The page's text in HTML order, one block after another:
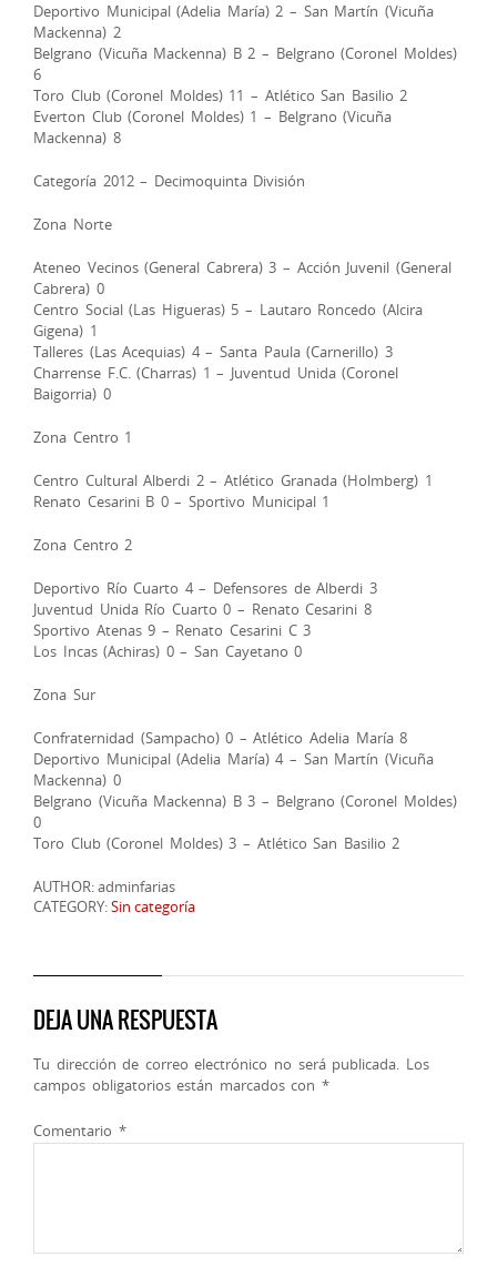
Deportivo Municipal (Adelia María) 2 – San Martín (Vicuña
Mackenna) 2
Belgrano (Vicuña Mackenna) B 2 – Belgrano (Coronel Moldes)
6
Toro Club (Coronel Moldes) 11 – Atlético San Basilio 2
Everton Club (Coronel Moldes) 1 – Belgrano (Vicuña
Mackenna) 8
Categoría 2012 – Decimoquinta División
Zona Norte
Ateneo Vecinos (General Cabrera) 3 – Acción Juvenil (General
Cabrera) 0
Centro Social (Las Higueras) 5 – Lautaro Roncedo (Alcira
Gigena) 1
Talleres (Las Acequias) 4 – Santa Paula (Carnerillo) 3
Charrense F.C. (Charras) 1 – Juventud Unida (Coronel
Baigorria) 0
Zona Centro 1
Centro Cultural Alberdi 2 – Atlético Granada (Holmberg) 1
Renato Cesarini B 0 – Sportivo Municipal 1
Zona Centro 2
Deportivo Río Cuarto 4 – Defensores de Alberdi 3
Juventud Unida Río Cuarto 0 – Renato Cesarini 8
Sportivo Atenas 9 – Renato Cesarini C 3
Los Incas (Achiras) 0 – San Cayetano 0
Zona Sur
Confraternidad (Sampacho) 0 – Atlético Adelia María 8
Deportivo Municipal (Adelia María) 4 – San Martín (Vicuña
Mackenna) 0
Belgrano (Vicuña Mackenna) B 3 – Belgrano (Coronel Moldes)
0
Toro Club (Coronel Moldes) 3 – Atlético San Basilio 2
AUTHOR: adminfarias
CATEGORY:Sin categoría
DEJA UNA RESPUESTA
Tu dirección de correo electrónico no será publicada. Los
campos obligatorios están marcados con *
Comentario *